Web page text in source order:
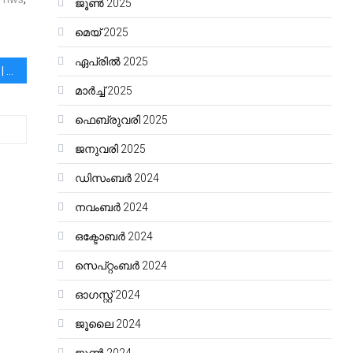
ജൂൺ 2025
മെയ്‌ 2025
ഏപ്രിൽ 2025
മാർച്ച്‌ 2025
ഫെബ്രുവരി 2025
ജനുവരി 2025
ഡിസംബർ 2024
നവംബർ 2024
ഒക്ടോബർ 2024
സെപ്റ്റംബർ 2024
ഓഗസ്റ്റ്‌ 2024
ജൂലൈ 2024